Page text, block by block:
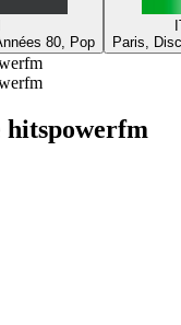
80, Pop
Paris,
hitspowerfm